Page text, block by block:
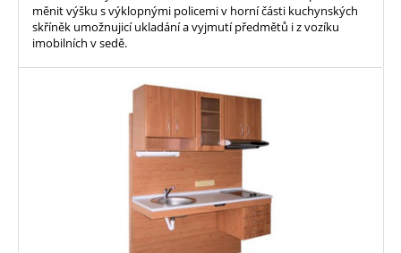
měnit výšku s výklopnými policemi v horní části kuchynských
skříněk umožnujicí ukladání a vyjmutí předmětů i z vozíku
imobilních v sedě.